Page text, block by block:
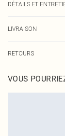
DÉTAILS ET
transferts de couleur
LIVRAISON
Livraison express
Jusqu'à 2-3 jours
RETOURS
pour nous retourner
Veuillez noter que
VOUS